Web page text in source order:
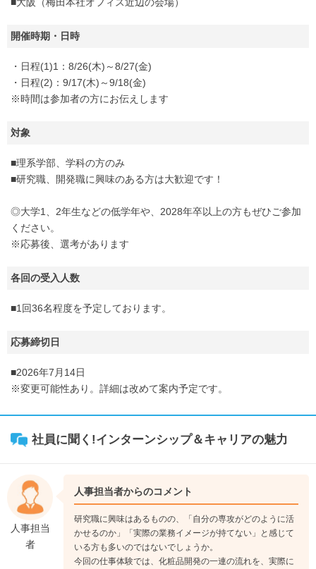
開催時期・日時
・日程(1)1：8/26(木)～8/27(金)
・日程(2)：9/17(木)～9/18(金)
※時間は参加者の方にお伝えします
対象
■理系学部、学科の方のみ
■研究職、開発職に興味のある方は大歓迎です！
◎大学1、2年生などの低学年や、2028年卒以上の方もぜひご参加
ください。
※応募後、選考があります
各回の受入人数
■1回36名程度を予定しております。
応募締切日
■2026年7月14日
※変更可能性あり。詳細は改めて案内予定です。
社員に聞く!インターンシップ＆キャリアの魅力
人事担当
者
人事担当者からのコメント
研究職に興味はあるものの、「自分の専攻がどのように活
かせるのか」「実際の業務イメージが持てない」と感じて
いる方も多いのではないでしょうか。
今回の仕事体験では、化粧品開発の一連の流れを、実際に